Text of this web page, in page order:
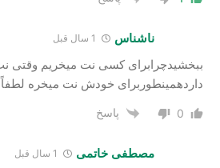
ناشناس
ببخشیدچرابرای کسی نت میخریم وقتی
داردهمینطوربرای خودش نت میخره
0 پاسخ
مصطفی خاتمی